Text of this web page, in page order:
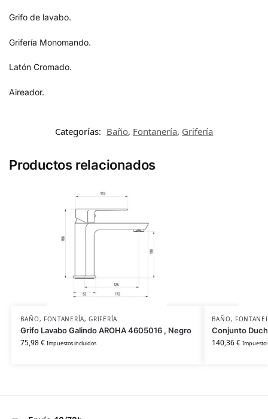
Grifo de lavabo.
Grifería Monomando.
Latón Cromado.
Aireador.
Categorías: Baño, Fontanería, Grifería
Productos relacionados
BAÑO, FONTANERÍA,GRIFERÍA
Grifo Lavabo Galindo AROHA 4605016 , Negro
75,98€ Impuestos incluidos
BAÑO,
Conjunto
140,36€